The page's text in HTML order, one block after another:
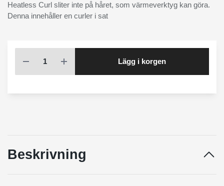
Heatless Curl sliter inte på håret, som värmeverktyg kan göra.
Denna innehåller en curler i sat
Lägg i korgen
Beskrivning